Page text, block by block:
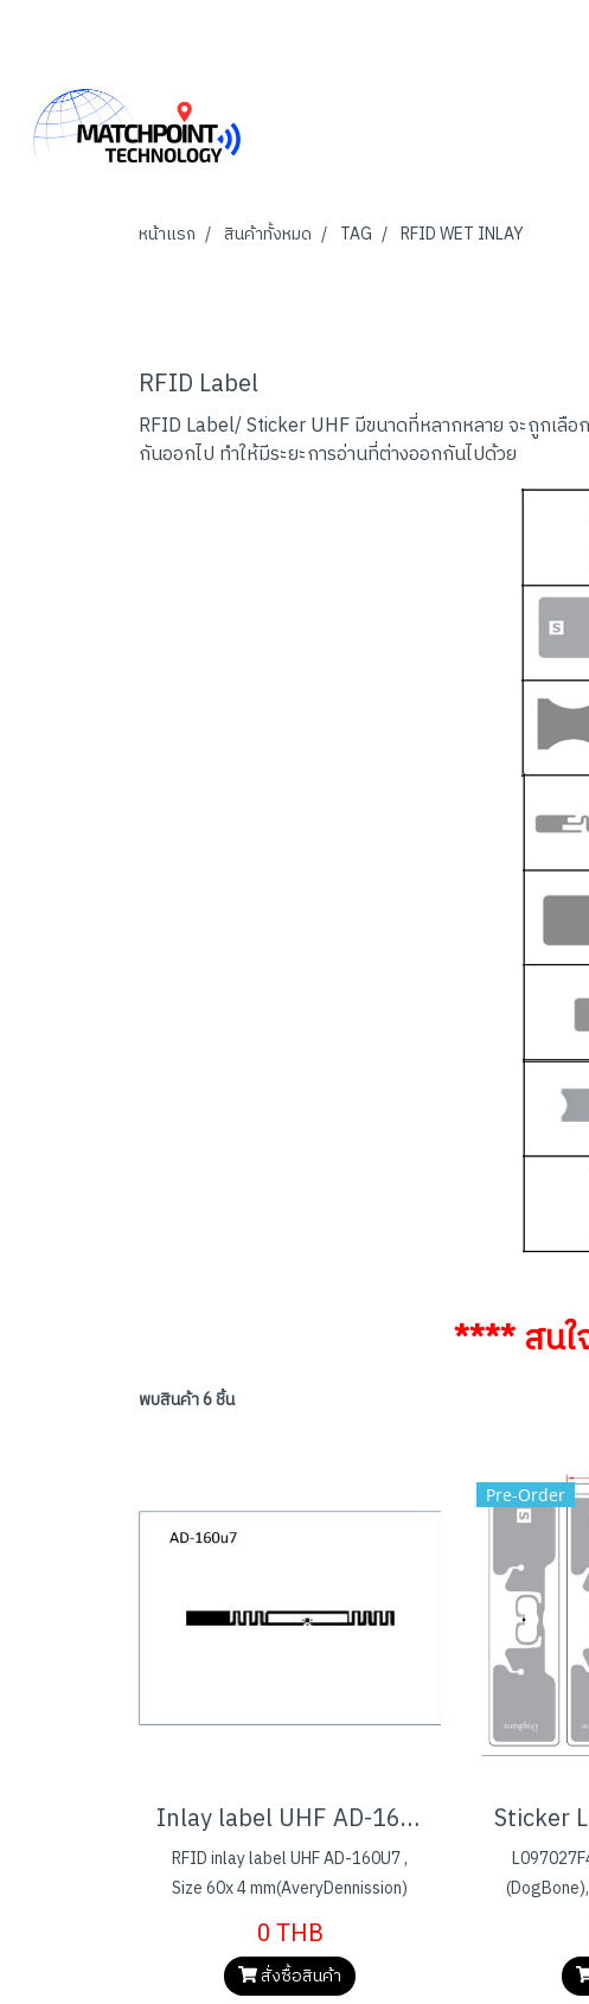
หน้าแรก สินค้าทั้งหมด TAG RFID WET INLAY
RFID Label
RFID Label/ Sticker UHF มีขนาดที่หลากหลาย จะถูกเลื
กันออกไป ทำให้มีระยะการอ่านที่ต่างออกกันไปด้วย
**** สน
พบสินค้า 6 ชิ้น
Inlay label UHF AD-160U7
RFID inlay label UHF AD-160U7 ,
Size 60x 4 mm(AveryDennission)
0 THB
สั่งซื้อสินค้า
Pre-Order
antenna
UCODE8,